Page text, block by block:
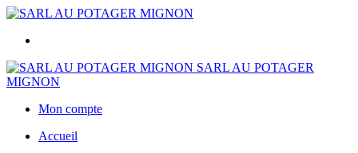
SARL AU POTAGER
MIGNON
Mon compte
Accueil